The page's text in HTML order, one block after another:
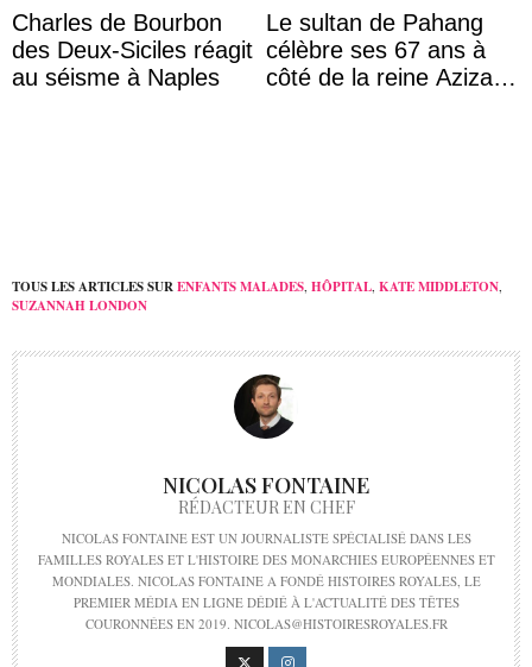
Charles de Bourbon
des Deux-Siciles réagit
au séisme à Naples
Le sultan de Pahang
célèbre ses 67 ans à
côté de la reine Azizah
TOUS LES ARTICLES SURENFANTS MALADES HÔPITAL KATE MIDDLETON
SUZANNAH LONDON
NICOLAS FONTAINE
RÉDACTEUR EN CHEF
NICOLAS FONTAINE EST UN JOURNALISTE SPÉCIALISÉ DANS LES
FAMILLES ROYALES ET L'HISTOIRE DES MONARCHIES EUROPÉENNES ET
MONDIALES. NICOLAS FONTAINE A FONDÉ HISTOIRES ROYALES, LE
PREMIER MÉDIA EN LIGNE DÉDIÉ À L'ACTUALITÉ DES TÊTES
COURONNÉES EN 2019. NICOLAS@HISTOIRESROYALES.FR